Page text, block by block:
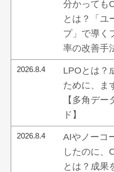
分かっても
とは？「ユ
プ」で導く
率の改善手
2026.8.4
LPOとは？
ために、ま
【多角デ
ド】
2026.8.4
AIやノーコ
したのに、
とは？成果